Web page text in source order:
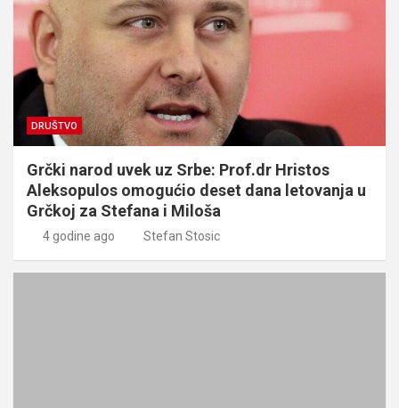
DRUŠTVO
Grčki narod uvek uz Srbe: Prof.dr Hristos
Aleksopulos omogućio deset dana letovanja u
Grčkoj za Stefana i Miloša
4 godine ago Stefan Stosic